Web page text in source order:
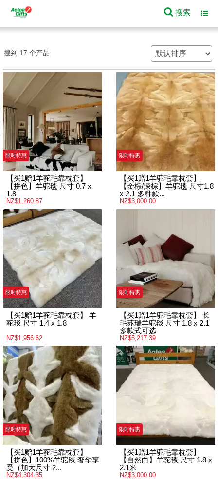
搜索
搜到 17 个产品
限时特惠
【买1赠1羊驼毛靠枕套】
【拼色】羊驼毯 尺寸 0.7 x
1.8
NZ$1,260.87
限时特惠
【买1赠1羊驼毛靠枕套】
【金棕/深棕】羊驼毯 尺寸1.8
x 2.1 多种款...
NZ$3,000.00
限时特惠
【买1赠1羊驼毛靠枕套】 羊
驼毯 尺寸 1.4 x 1.8
NZ$1,956.62
限时特惠
【买1赠1羊驼毛靠枕套】 长
毛苏瑞羊驼毯 尺寸 1.8 x 2.1
多款式可选
NZ$5,217.39
限时特惠
【买1赠1羊驼毛靠枕套】
【拼色】100%羊驼毯 奢华享
受（加大尺寸 2...
NZ$4,304.35
限时特惠
【买1赠1羊驼毛靠枕套】
【自然白】羊驼毯 尺寸 1.8 x
2.1米
NZ$3,000.00